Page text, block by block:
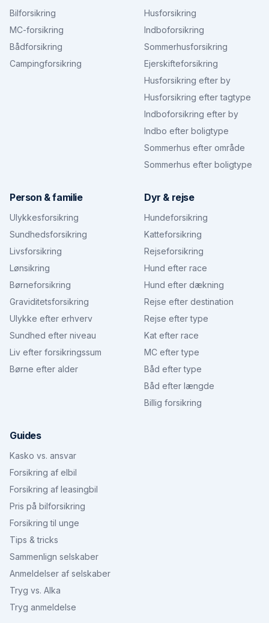
Bilforsikring
MC-forsikring
Bådforsikring
Campingforsikring
Husforsikring
Indboforsikring
Sommerhusforsikring
Ejerskifteforsikring
Husforsikring efter by
Husforsikring efter tagtype
Indboforsikring efter by
Indbo efter boligtype
Sommerhus efter område
Sommerhus efter boligtype
Person & familie
Ulykkesforsikring
Sundhedsforsikring
Livsforsikring
Lønsikring
Børneforsikring
Graviditetsforsikring
Ulykke efter erhverv
Sundhed efter niveau
Liv efter forsikringssum
Børne efter alder
Dyr & rejse
Hundeforsikring
Katteforsikring
Rejseforsikring
Hund efter race
Hund efter dækning
Rejse efter destination
Rejse efter type
Kat efter race
MC efter type
Båd efter type
Båd efter længde
Billig forsikring
Guides
Kasko vs. ansvar
Forsikring af elbil
Forsikring af leasingbil
Pris på bilforsikring
Forsikring til unge
Tips & tricks
Sammenlign selskaber
Anmeldelser af selskaber
Tryg vs. Alka
Tryg anmeldelse